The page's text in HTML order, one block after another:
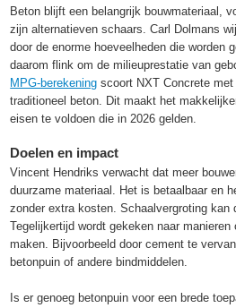
Beton blijft een belangrijk bouwmateriaal,
zijn alternatieven schaars. Carl Dolmans
door de enorme hoeveelheden die worden
daarom flink om de milieuprestatie van
MPG-berekening scoort NXT Concrete
traditioneel beton. Dit maakt het
eisen te voldoen die in 2026 gelden.
Doelen en impact
Vincent Hendriks verwacht dat meer
duurzame materiaal. Het is betaalbaar en
zonder extra kosten. Schaalvergroting kan
Tegelijkertijd wordt gekeken naar
maken. Bijvoorbeeld door cement te
betonpuin of andere bindmiddelen.
Is er genoeg betonpuin voor een brede